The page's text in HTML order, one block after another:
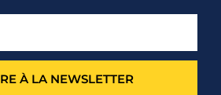
À LA NEWSLETTER